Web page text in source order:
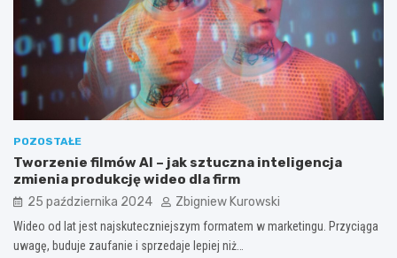
POZOSTAŁE
Tworzenie filmów AI – jak sztuczna inteligencja
zmienia produkcję wideo dla firm
25 października 2024 Zbigniew Kurowski
Wideo od lat jest najskuteczniejszym formatem w marketingu. Przyciąga
uwagę, buduje zaufanie i sprzedaje lepiej niż…